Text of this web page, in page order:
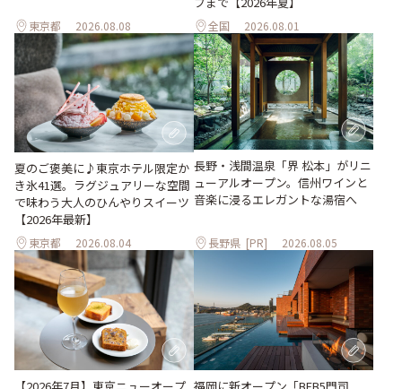
東京都 2026.08.08 全国 2026.08.01
夏のご褒美に♪東京ホテル限定か
き氷41選。ラグジュアリーな空間
で味わう大人のひんやりスイーツ
【2026年最新】
東京都 2026.08.04
長野・浅間温泉「界 松本」がリニ
ューアルオープン。信州ワインと
音楽に浸るエレガントな湯宿へ
長野県 [PR] 2026.08.05